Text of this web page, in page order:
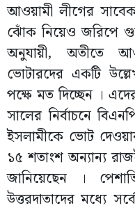
আওয়ামী লীগের
ঝোঁক নিয়েও জরিপে
অনুযায়ী, অতীতে
ভোটারদের একটি
পক্ষে মত দিচ্ছেন ।
সালের নির্বাচনে
ইসলামীকে ভোট
১৫ শতাংশ অন্যান্য
জানিয়েছেন ।
উত্তরদাতাদের মধ্যে